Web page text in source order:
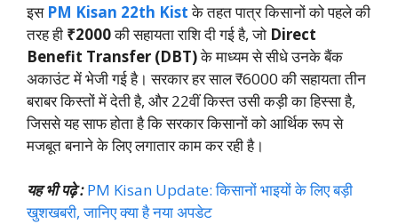
इस PM Kisan 22th Kistके तहत पात्र किसानों को पहले की
तरह ही ₹2000की सहायता राशि दी गई है, जो Direct
Benefit Transfer (DBT)के माध्यम से सीधे उनके बैंक
अकाउंट में भेजी गई है। सरकार हर साल ₹6000 की सहायता तीन
बराबर किस्तों में देती है, और 22वीं किस्त उसी कड़ी का हिस्सा है,
जिससे यह साफ होता है कि सरकार किसानों को आर्थिक रूप से
मजबूत बनाने के लिए लगातार काम कर रही है।
यह भी पढ़े : PM Kisan Update: किसानों भाइयों के लिए बड़ी
खुशखबरी, जानिए क्या है नया अपडेट